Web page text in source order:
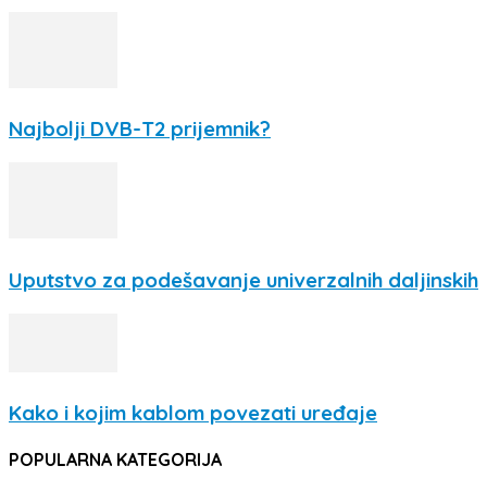
Najbolji DVB-T2 prijemnik?
Uputstvo za podešavanje univerzalnih daljinskih
Kako i kojim kablom povezati uređaje
POPULARNA KATEGORIJA